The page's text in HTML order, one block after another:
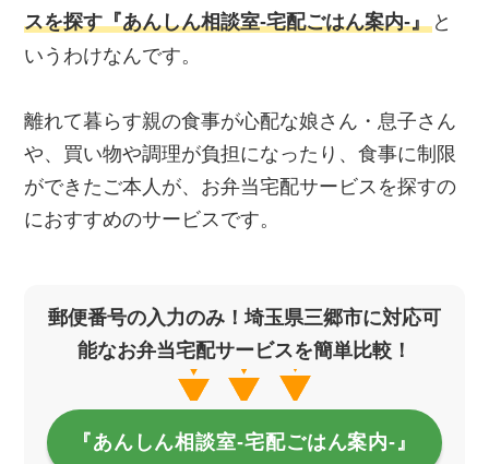
スを探す『あんしん相談室‐宅配ごはん案内‐』 と
いうわけなんです。
離れて暮らす親の食事が心配な娘さん・息子さん
や、買い物や調理が負担になったり、食事に制限
ができたご本人が、お弁当宅配サービスを探すの
におすすめのサービスです。
郵便番号の入力のみ！埼玉県三郷市に対応可
能なお弁当宅配サービスを簡単比較！
『あんしん相談室‐宅配ごはん案内‐』